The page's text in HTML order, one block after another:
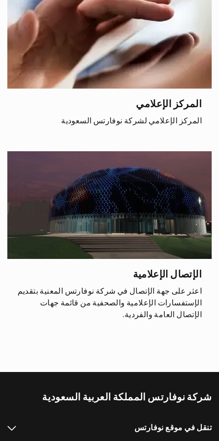
المركز الإعلامي
المركز الإعلامي لشركة نوفارتس السعودية
الإتصال الإعلامية
اعثر على جهة الإتصال في شركة نوفارتس المعنية بتقديم
الإستفسارات الإعلامية والصحفية من قائمة جهات
الإتصال العامة والفردية.
شركة نوفارتس المملكة العربية السعودية
تنقل في موقع نوفارتس